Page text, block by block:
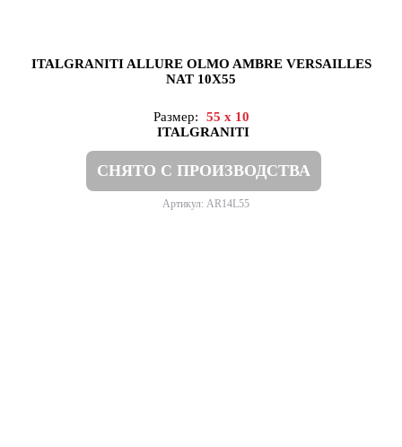
ITALGRANITI ALLURE OLMO AMBRE VERSAILLES
NAT 10X55
Размер:
55 x 10
ITALGRANITI
СНЯТО С ПРОИЗВОДСТВА
Артикул: AR14L55